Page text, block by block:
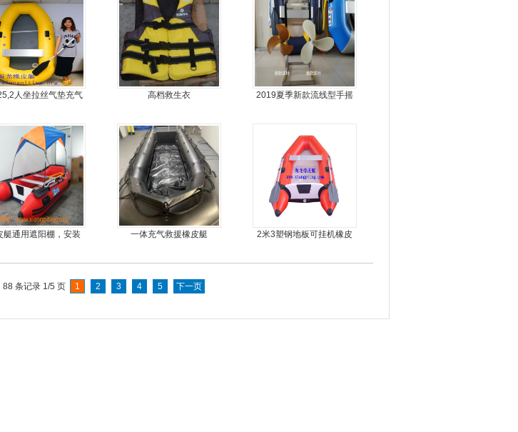
人坐拉丝气垫充气
高档救生衣
2019夏季新款流线型手摇
艇通用遮阳棚，安装
一体充气救援橡皮艇
2米3塑钢地板可挂机橡皮
88 条记录 1/5 页 1 2 3 4 5 下一页